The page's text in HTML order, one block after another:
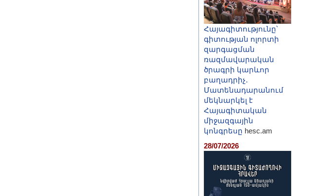
Հայագիտությունը՝
գիտության ոլորտի
զարգացման
ռազմավարական
ծրագրի կարևոր
բաղադրիչ․
Մատենադարանում
մեկնարկել է
Հայագիտական
միջազգային
կոնգրեսը hesc.am
28/07/2026